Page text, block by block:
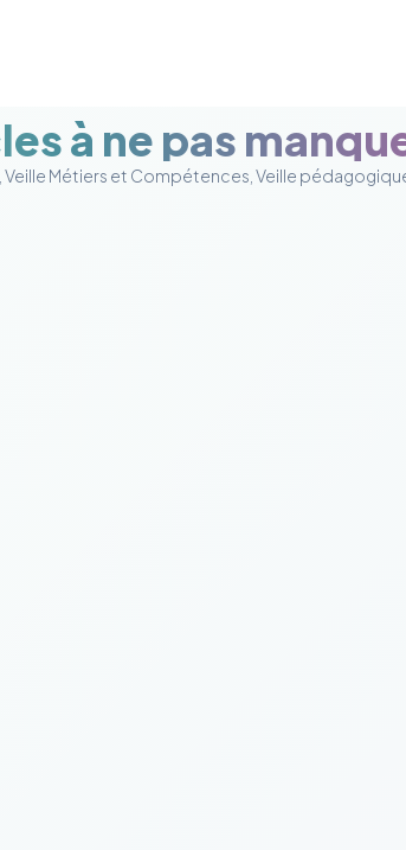
à ne pas
Métiers et Compétences, Veille pédagogique,